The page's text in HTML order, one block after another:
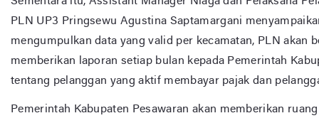
PLN UP3 Pringsewu Agustina Saptamargani
mengumpulkan data yang valid per kecamatan, PLN akan
memberikan laporan setiap bulan kepada Pemerintah
tentang pelanggan yang aktif membayar pajak dan
Pemerintah Kabupaten Pesawaran akan memberikan